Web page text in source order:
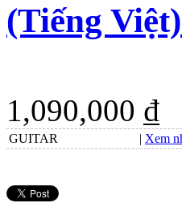
(Tiếng
1,090,000 ₫
GUITAR | Xem